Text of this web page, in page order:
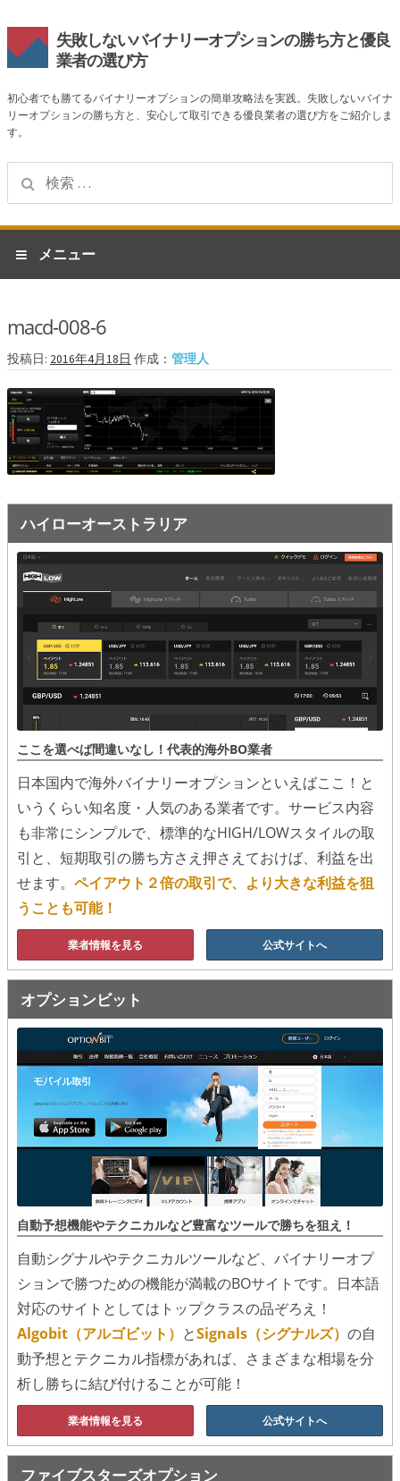
失敗しないバイナリーオプションの勝ち方と優良
業者の選び方
初心者でも勝てるバイナリーオプションの簡単攻略法を実践。失敗しないバイナ
リーオプションの勝ち方と、安心して取引できる優良業者の選び方をご紹介しま
す。
ナ
ビ
ゲ
シ
ン
へ
ス
キ
ッ
プ
コ
ン
テ
ツ
ス
キ
ッ
プ
メニュー
業者一覧
ハイローオーストラリア
オプションビット
ファイブスターズオプション
基本ルール・取引のしかた
トレンドを見極める
トレンド順張りで勝つ方法
逆張りと相場変動のしくみ
シグナルはダマシに注意
負けそうなときは損切り
攻略法まとめ
ローソク足チャート
移動平均線
MACD
ストラテジーアドバイザー
スポットフォロー
トレーダーズ・チョイス
スプレッド取引
アルゴビット
シグナルズ
詐欺・ステマなどBO裏話
ステマに注意！
２ちゃんまとめ風の詐欺サイト
用語集
macd-008-6
投稿日: 2016年4月18日 作成： 管理人
ハイローオーストラリア
ここを選べば間違いなし！代表的海外BO業者
日本国内で海外バイナリーオプションといえばここ！と
いうくらい知名度・人気のある業者です。サービス内容
も非常にシンプルで、標準的なHIGH/LOWスタイルの取
引と、短期取引の勝ち方さえ押さえておけば、利益を出
せます。 ペイアウト２倍の取引で、より大きな利益を狙
うことも可能！
業者情報を見る 公式サイトへ
オプションビット
自動予想機能やテクニカルなど豊富なツールで勝ちを狙え！
自動シグナルやテクニカルツールなど、バイナリーオプ
ションで勝つための機能が満載のBOサイトです。日本語
対応のサイトとしてはトップクラスの品ぞろえ！
Algobit（アルゴビット） とSignals（シグナルズ） の自
動予想とテクニカル指標があれば、さまざまな相場を分
析し勝ちに結び付けることが可能！
業者情報を見る 公式サイトへ
ファイブスターズオプション